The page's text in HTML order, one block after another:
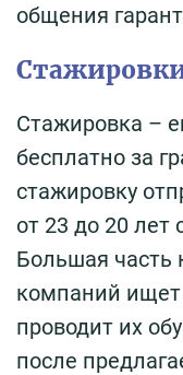
общения
Стажировка –
бесплатно за
стажировку
от 23 до 20
Большая часть
компаний ищет
проводит их
после